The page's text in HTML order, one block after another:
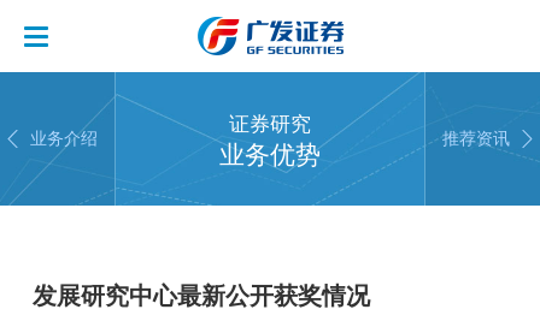
证券研究
业务优势
 业务介绍 推荐资讯 
发展研究中心最新公开获奖情况